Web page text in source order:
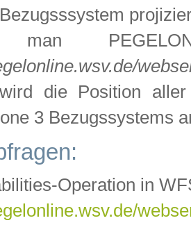
man
die Position
3 Bezugssystems
Operation in